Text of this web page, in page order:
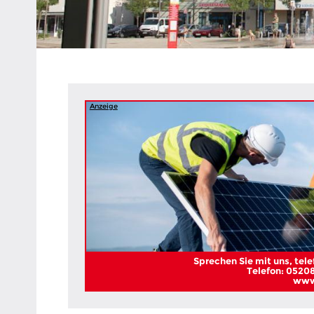
Heipke,
Leopoldshöhe,
Anzeige
Sprechen Sie mit uns,
Telefon: